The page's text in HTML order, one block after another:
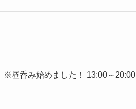
※昼呑み始めました！ 13:00～20:00